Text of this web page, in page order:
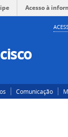
Acesso à
Comunicação